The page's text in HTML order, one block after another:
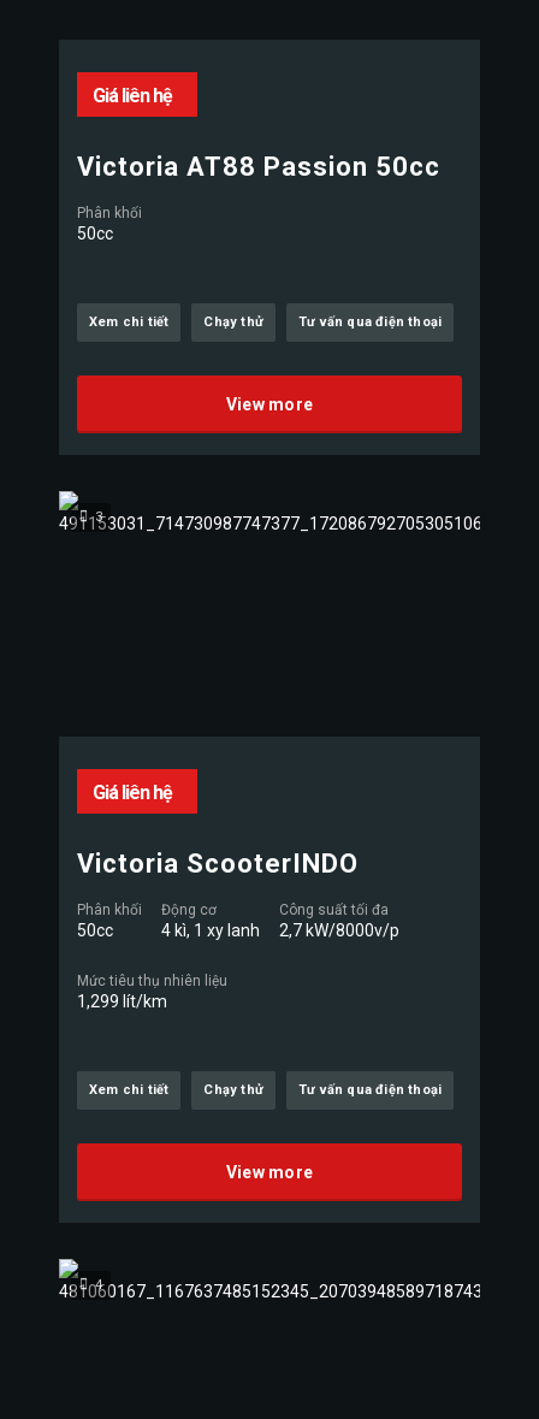
Giá liên hệ
Victoria AT88 Passion 50cc
Phân khối
50cc
Xem chi tiết Chạy thử Tư vấn qua điện thoại
View more
3
Giá liên hệ
Victoria ScooterINDO
Phân khối
50cc
Động cơ
4 kì, 1 xy lanh
Công suất tối đa
2,7 kW/8000v/p
Mức tiêu thụ nhiên liệu
1,299 lít/km
Xem chi tiết Chạy thử Tư vấn qua điện thoại
View more
4